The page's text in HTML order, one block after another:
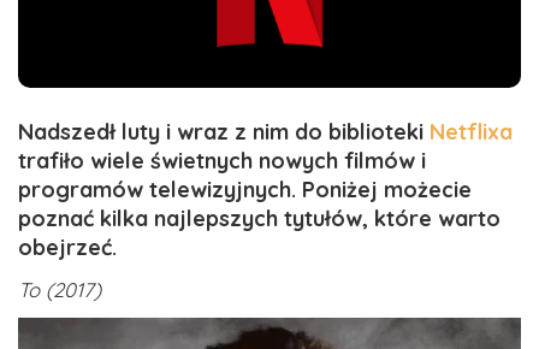
Nadszedł luty i wraz z nim do biblioteki Netflixa
trafiło wiele świetnych nowych filmów i
programów telewizyjnych. Poniżej możecie
poznać kilka najlepszych tytułów, które warto
obejrzeć.
To (2017)